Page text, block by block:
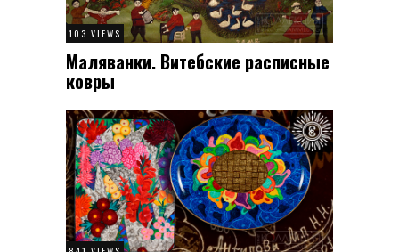
103 VIEWS
Маляванки. Витебские расписные
ковры